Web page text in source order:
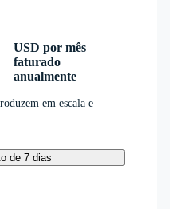
USD por mês
faturado
anualmente
em escala e
de 7 dias